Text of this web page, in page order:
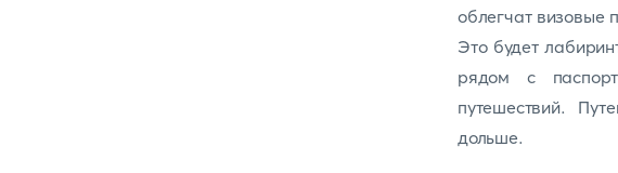
облегчат визовые
Это будет
рядом с
путешествий.
дольше.